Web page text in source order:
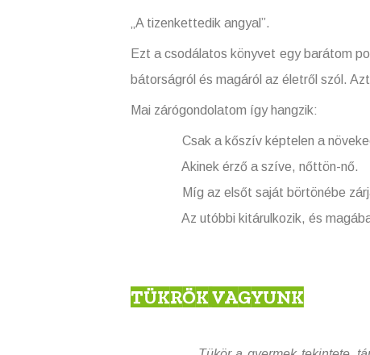
„A tizenkettedik angyal”.
Ezt a csodálatos könyvet egy barátom
bátorságról és magáról az életről szól.
Mai zárógondolatom így hangzik:
Csak a kőszív képtelen a
Akinek érző a szíve, nőttön-nő.
Míg az elsőt saját börtönébe
Az utóbbi kitárulkozik, és magába
TÜKRÖK VAGYUNK